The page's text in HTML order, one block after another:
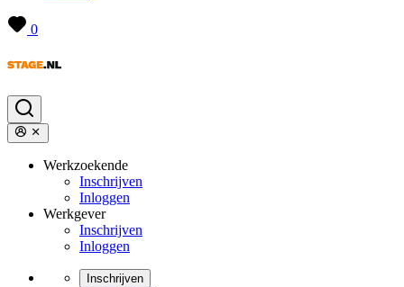
0
Werkzoekende
Inschrijven
Inloggen
Werkgever
Inschrijven
Inloggen
Inschrijven